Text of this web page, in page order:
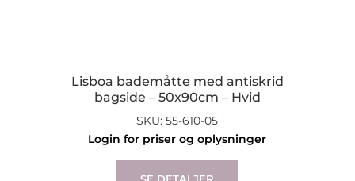
Lisboa bademåtte med antiskrid
bagside – 50x90cm – Hvid
SKU: 55-610-05
Login for priser og oplysninger